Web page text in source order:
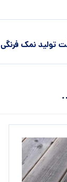
تولید نمک فرنگی